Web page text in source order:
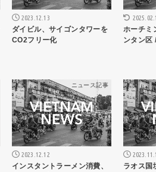
2023.12.13
ダイビル、サイゴンタワーを
CO2フリー化
ホーチミ
ンタン区
ニュース記事
2023.12.12
インスタントラーメン消費、
ラオス国